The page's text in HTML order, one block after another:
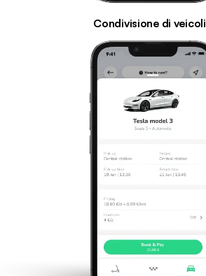
Condivisione di veicoli